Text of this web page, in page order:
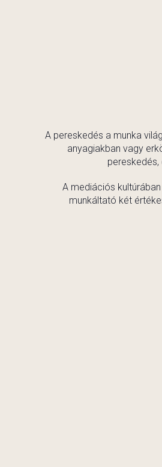
A pereskedés a munka
anyagiakban vagy
A mediációs
munkáltató két